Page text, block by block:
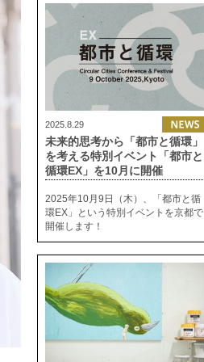
2025.8.29
未来的思考から「都市と循環」
を考える特別イベント「都市と
循環EX」を10月に開催
2025年10月9日（木）、「都市と循
環EX」という特別イベントを京都で
開催します！